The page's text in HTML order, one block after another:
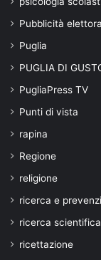
Pubblicità
Puglia
PUGLIA DI
PugliaPress TV
Punti di vista
rapina
Regione
religione
ricerca e
ricerca scientifica
ricettazione